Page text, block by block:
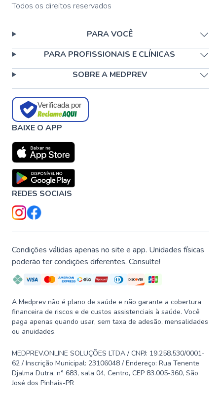
Todos os direitos reservados
PARA VOCÊ
PARA PROFISSIONAIS E CLÍNICAS
SOBRE A MEDPREV
Verificada por
BAIXE O APP
REDES SOCIAIS
Condições válidas apenas no site e app. Unidades físicas
poderão ter condições diferentes. Consulte!
A Medprev não é plano de saúde e não garante a cobertura
financeira de riscos e de custos assistenciais à saúde. Você
paga apenas quando usar, sem taxa de adesão, mensalidades
ou anuidades.
MEDPREV.ONLINE SOLUÇÕES LTDA / CNPJ: 19.258.530/0001-
62 / Inscrição Municipal: 23106048 / Endereço: Rua Tenente
Djalma Dutra, n° 683, sala 04, Centro, CEP 83.005-360, São
José dos Pinhais-PR